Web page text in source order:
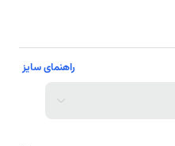
راهنمای سایز